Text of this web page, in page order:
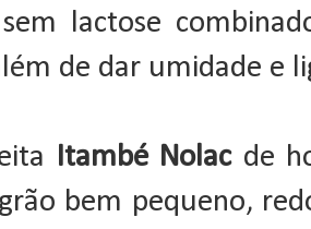
lactose
de dar umidade e
Itambé Nolacde
bem pequeno,